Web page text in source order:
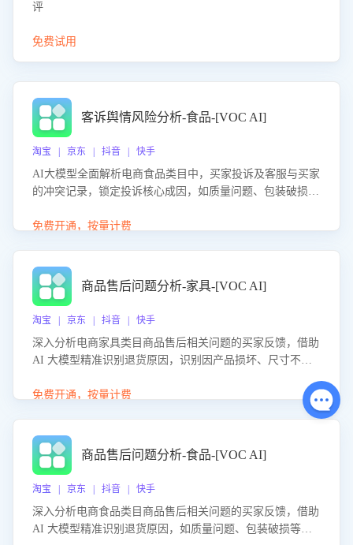
评
免费试用
客诉舆情风险分析-食品-[VOC AI]
淘宝 | 京东 | 抖音 | 快手
AI大模型全面解析电商食品类目中，买家投诉及客服与买家
的冲突记录，锁定投诉核心成因，如质量问题、包装破损
置差评防控，提升客户满意度。
免费开通，按量计费
商品售后问题分析-家具-[VOC AI]
淘宝 | 京东 | 抖音 | 快手
深入分析电商家具类目商品售后相关问题的买家反馈，借助
AI 大模型精准识别退货原因，识别因产品损坏、尺寸不符
力商家优化产品或服务，实现销售额的显著提升。
免费开通，按量计费
商品售后问题分析-食品-[VOC AI]
淘宝 | 京东 | 抖音 | 快手
深入分析电商食品类目商品售后相关问题的买家反馈，借助
AI 大模型精准识别退货原因，如质量问题、包装破损等，